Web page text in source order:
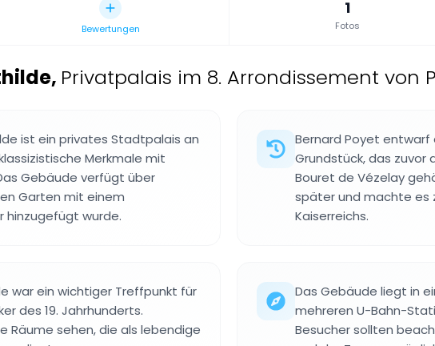
Bewertungen
1
Fotos
, Privatpalais im 8. Arrondissement von
ist ein privates Stadtpalais an
Merkmale mit
Gebäude verfügt über
Garten mit einem
hinzugefügt wurde.
Bernard Poyet entwarf
Grundstück, das zuvor
Bouret de Vézelay
später und machte es
Kaiserreichs.
war ein wichtiger Treffpunkt für
des 19. Jahrhunderts.
Räume sehen, die als lebendige
Das Gebäude liegt in
mehreren U-Bahn-
Besucher sollten